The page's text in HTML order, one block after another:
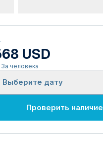
USD
За человека
Выберите дату
Проверить наличие